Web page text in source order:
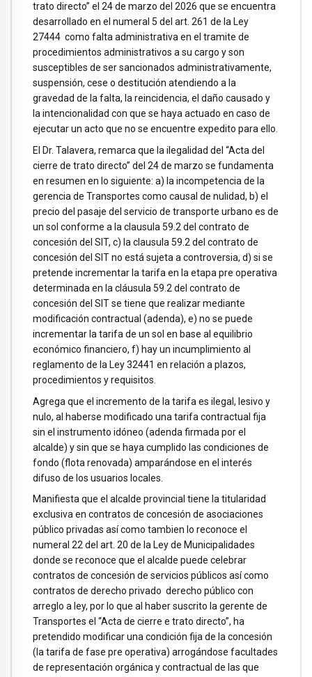
trato directo” el 24 de marzo del 2026 que se encuentra
desarrollado en el numeral 5 del art. 261 de la Ley
27444 como falta administrativa en el tramite de
procedimientos administrativos a su cargo y son
susceptibles de ser sancionados administrativamente,
suspensión, cese o destitución atendiendo a la
gravedad de la falta, la reincidencia, el daño causado y
la intencionalidad con que se haya actuado en caso de
ejecutar un acto que no se encuentre expedito para ello.
El Dr. Talavera, remarca que la ilegalidad del “Acta del
cierre de trato directo” del 24 de marzo se fundamenta
en resumen en lo siguiente: a) la incompetencia de la
gerencia de Transportes como causal de nulidad, b) el
precio del pasaje del servicio de transporte urbano es de
un sol conforme a la clausula 59.2 del contrato de
concesión del SIT, c) la clausula 59.2 del contrato de
concesión del SIT no está sujeta a controversia, d) si se
pretende incrementar la tarifa en la etapa pre operativa
determinada en la cláusula 59.2 del contrato de
concesión del SIT se tiene que realizar mediante
modificación contractual (adenda), e) no se puede
incrementar la tarifa de un sol en base al equilibrio
económico financiero, f) hay un incumplimiento al
reglamento de la Ley 32441 en relación a plazos,
procedimientos y requisitos.
Agrega que el incremento de la tarifa es ilegal, lesivo y
nulo, al haberse modificado una tarifa contractual fija
sin el instrumento idóneo (adenda firmada por el
alcalde) y sin que se haya cumplido las condiciones de
fondo (flota renovada) amparándose en el interés
difuso de los usuarios locales.
Manifiesta que el alcalde provincial tiene la titularidad
exclusiva en contratos de concesión de asociaciones
público privadas así como tambien lo reconoce el
numeral 22 del art. 20 de la Ley de Municipalidades
donde se reconoce que el alcalde puede celebrar
contratos de concesión de servicios públicos así como
contratos de derecho privado derecho público con
arreglo a ley, por lo que al haber suscrito la gerente de
Transportes el “Acta de cierre e trato directo”, ha
pretendido modificar una condición fija de la concesión
(la tarifa de fase pre operativa) arrogándose facultades
de representación orgánica y contractual de las que